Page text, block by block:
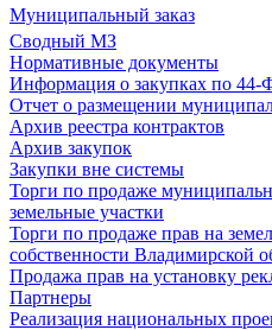
Муниципальный заказ
Сводный МЗ
Нормативные документы
Информация о закупках по 44-
Отчет о размещении
Архив реестра контрактов
Архив закупок
Закупки вне системы
Торги по продаже
земельные участки
Торги по продаже прав на
собственности Владимирской
Продажа прав на установку
Партнеры
Реализация национальных